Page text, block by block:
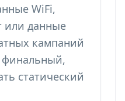
WiFi,
или данные
кампаний
финальный,
статический